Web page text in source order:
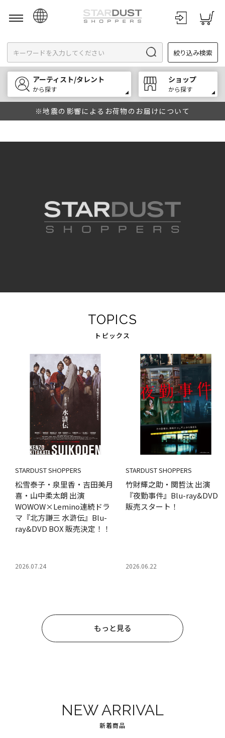
English
한국어
中文
絞り込み検索
アーティスト/タレント
から探す
ショップ
から探す
※地震の影響によるお荷物のお届けについて
TOPICS
トピックス
STARDUST SHOPPERS
松雪泰子・泉里香・吉田美月
喜・山中柔太朗 出演
WOWOW×Lemino連続ドラ
マ『北方謙三 水滸伝』Blu-
ray&DVD BOX 販売決定！！
2026.07.24
STARDUST SHOPPERS
竹財輝之助・関哲汰 出演
『夜勤事件』Blu-ray&DVD
販売スタート！
2026.06.22
もっと見る
NEW ARRIVAL
新着商品